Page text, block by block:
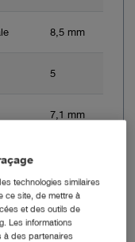
8,5 mm
5
7,1 mm
technologies similaires
ce site, de mettre à
et des outils de
Les informations
à des partenaires